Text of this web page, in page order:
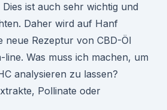
ist auch sehr wichtig und
Daher wird auf Hanf
neue Rezeptur von CBD-Öl
Was muss ich machen, um
analysieren zu lassen?
Pollinate oder